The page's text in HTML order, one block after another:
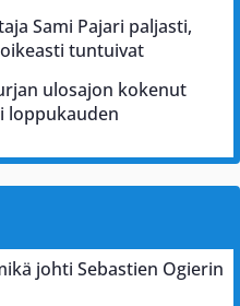
Sami Pajari paljasti,
tuntuivat
ulosajon kokenut
loppukauden
johti Sebastien Ogierin